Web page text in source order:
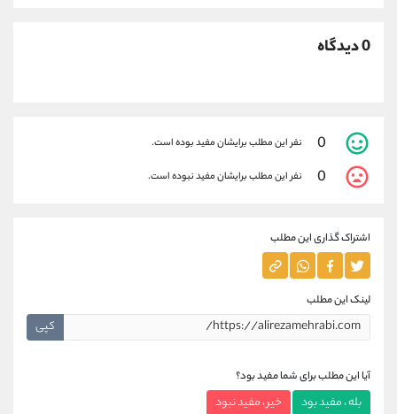
0 دیدگاه
0 نفر این مطلب برایشان مفید بوده است.
0 نفر این مطلب برایشان مفید نبوده است.
اشتراک گذاری این مطلب
لینک این مطلب
کپی
آیا این مطلب برای شما مفید بود؟
بله ، مفید بود خیر ، مفید نبود